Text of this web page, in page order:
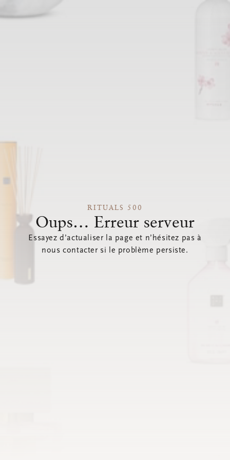
RITUALS 500
Oups… Erreur serveur
Essayez d’actualiser la page et n’hésitez pas à
nous contacter si le problème persiste.